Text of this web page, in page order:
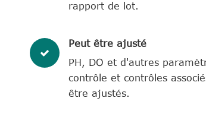
rapport de lot.
Peut être ajusté
PH, DO et d'autres
contrôle et contrôles
être ajustés.